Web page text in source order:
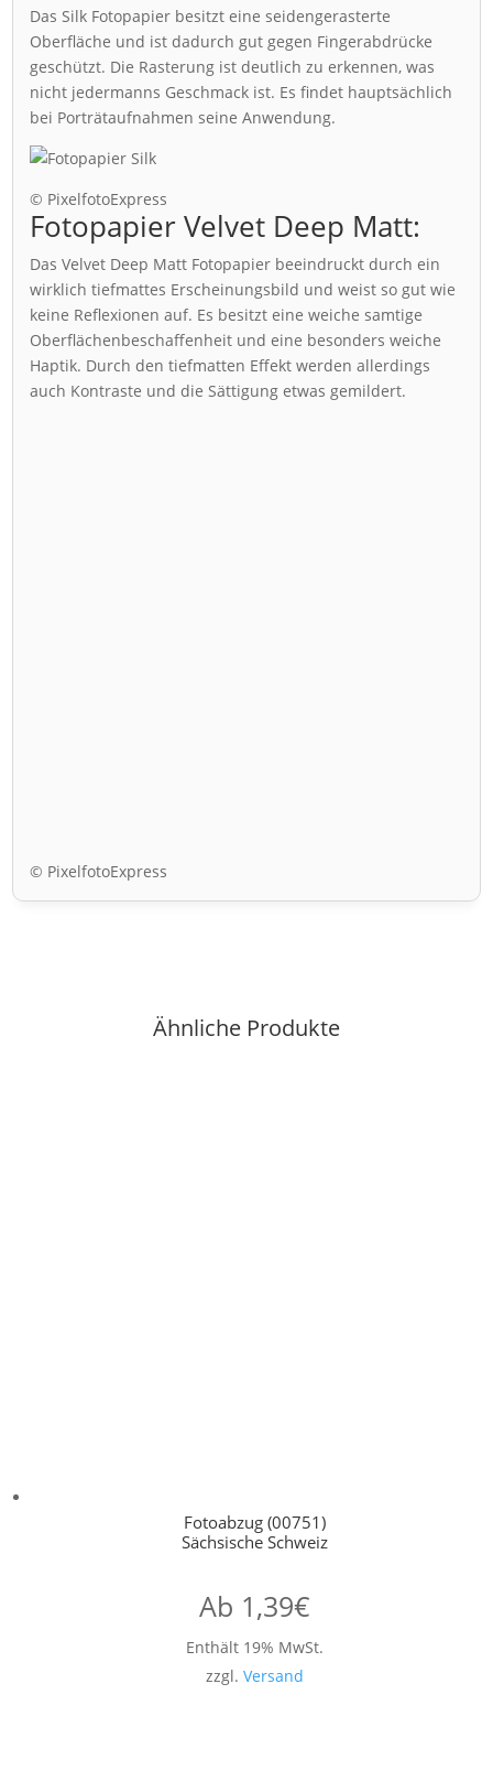
Das Silk Fotopapier besitzt eine seidengerasterte
Oberfläche und ist dadurch gut gegen Fingerabdrücke
geschützt. Die Rasterung ist deutlich zu erkennen, was
nicht jedermanns Geschmack ist. Es findet hauptsächlich
bei Porträtaufnahmen seine Anwendung.
© PixelfotoExpress
Fotopapier Velvet Deep Matt:
Das Velvet Deep Matt Fotopapier beeindruckt durch ein
wirklich tiefmattes Erscheinungsbild und weist so gut wie
keine Reflexionen auf. Es besitzt eine weiche samtige
Oberflächenbeschaffenheit und eine besonders weiche
Haptik. Durch den tiefmatten Effekt werden allerdings
auch Kontraste und die Sättigung etwas gemildert.
© PixelfotoExpress
Ähnliche Produkte
Fotoabzug (00751)
Sächsische Schweiz
Ab 1,39€
Enthält 19% MwSt.
zzgl. Versand